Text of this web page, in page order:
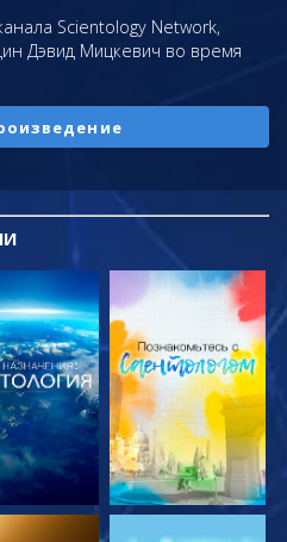
Scientology Network,
Дэвид Мицкевич во время